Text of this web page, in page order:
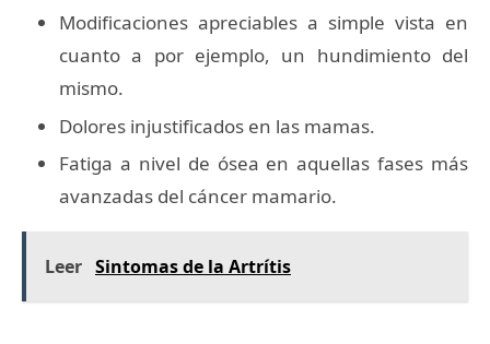
Modificaciones apreciables a simple vista en
cuanto a por ejemplo, un hundimiento del
mismo.
Dolores injustificados en las mamas.
Fatiga a nivel de ósea en aquellas fases más
avanzadas del cáncer mamario.
Leer Sintomas de la Artrítis